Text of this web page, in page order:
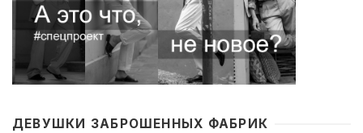
ДЕВУШКИ ЗАБРОШЕННЫХ ФАБРИК